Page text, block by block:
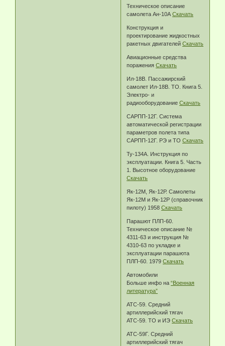
Техническое описание
самолета Ан-10АСкачать
Конструкция и
проектирование жидкостных
ракетных двигателейСкачать
Авиационные средства
пораженияСкачать
Ил-18В. Пассажирский
самолет Ил-18В. ТО. Книга 5.
Электро- и
радиооборудованиеСкачать
САРПП-12Г. Система
автоматической регистрации
параметров полета типа
САРПП-12Г. РЭ и ТОСкачать
Ту-134А. Инструкция по
эксплуатации. Книга 5. Часть
1. Высотное оборудование
Скачать
Як-12М, Як-12Р. Самолеты
Як-12М и Як-12Р (справочник
пилоту) 1958Скачать
Парашют ПЛП-60.
Техническое описание №
4311-63 и инструкция №
4310-63 по укладке и
эксплуатации парашюта
ПЛП-60. 1979Скачать
Автомобили
Больше инфо на“Военная
литература”
АТС-59. Средний
артиллерийский тягач
АТС-59. ТО и ИЭСкачать
АТС-59Г. Средний
артиллерийский тягач